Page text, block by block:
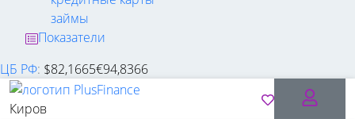
займы
Показатели
ЦБ РФ: $82,1665€94,8366
Киров